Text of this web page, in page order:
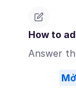
How to
Answer
Mở